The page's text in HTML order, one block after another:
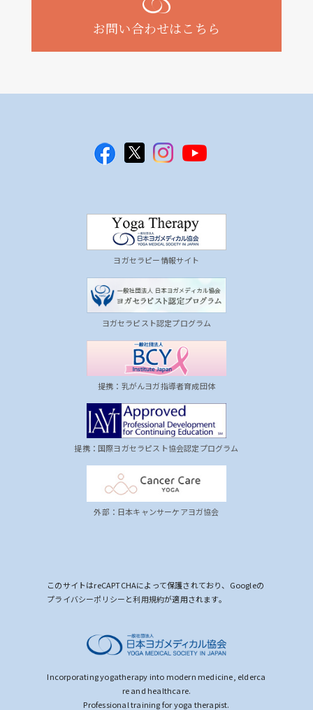
お問い合わせはこちら
ヨガセラピー情報サイト
ヨガセラピスト認定プログラム
提携：乳がんヨガ指導者育成団体
提携：国際ヨガセラピスト協会認定プログラム
外部：日本キャンサーケアヨガ協会
このサイトはreCAPTCHAによって保護されており、Googleの
プライバシーポリシーと利用規約が適用されます。
Incorporating yogatherapy into modern medicine, elderca
re and healthcare.
Professional training for yoga therapist.